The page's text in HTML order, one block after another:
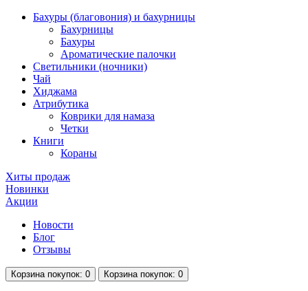
Бахуры (благовония) и бахурницы
Бахурницы
Бахуры
Ароматические палочки
Светильники (ночники)
Чай
Хиджама
Атрибутика
Коврики для намаза
Четки
Книги
Кораны
Хиты продаж
Новинки
Акции
Новости
Блог
Отзывы
Корзина покупок: 0 Корзина покупок: 0